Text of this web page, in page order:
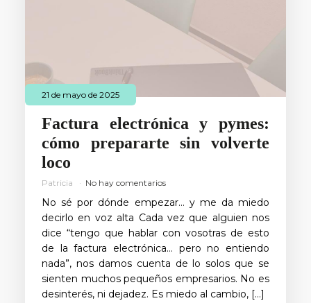
21 de mayo de 2025
Factura electrónica y pymes:
cómo prepararte sin volverte
loco
Patricia No hay comentarios
No sé por dónde empezar… y me da miedo
decirlo en voz alta Cada vez que alguien nos
dice “tengo que hablar con vosotras de esto
de la factura electrónica… pero no entiendo
nada”, nos damos cuenta de lo solos que se
sienten muchos pequeños empresarios. No es
desinterés, ni dejadez. Es miedo al cambio, […]